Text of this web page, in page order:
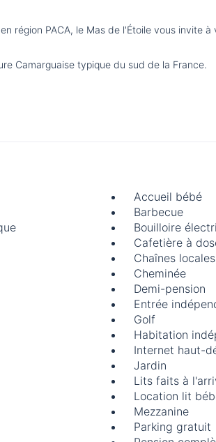
région PACA, le Mas de l'Étoile vous invite
Camarguaise typique du sud de la France.
Accueil bébé
Barbecue
Bouilloire
Cafetière à
Chaînes locales
Cheminée
Demi-pension
Entrée
Golf
Habitation
Internet haut-
Jardin
Lits faits à
Location lit
Mezzanine
Parking gratuit